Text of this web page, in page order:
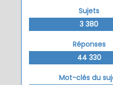
Sujets
3 380
Réponses
44 330
Mot-clés du